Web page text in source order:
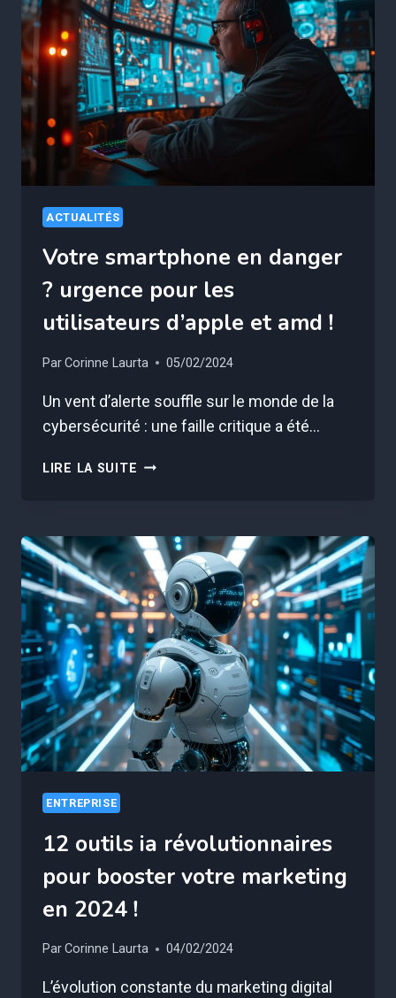
COMMENT
LINKEDIN
PEUT
BOOSTER
VOTRE
BUSINESS
!
ACTUALITÉS
Votre smartphone en danger
? urgence pour les
utilisateurs d’apple et amd !
ParCorinne Laurta 05/02/2024
Un vent d’alerte souffle sur le monde de la
cybersécurité : une faille critique a été…
LIRE LA SUITE VOTRE
?
URGENCE
POUR
LES
UTILISATEURS
D’APPLE
ET
AMD
!
ENTREPRISE
12 outils ia révolutionnaires
pour booster votre marketing
en 2024 !
ParCorinne Laurta 04/02/2024
L’évolution constante du marketing digital